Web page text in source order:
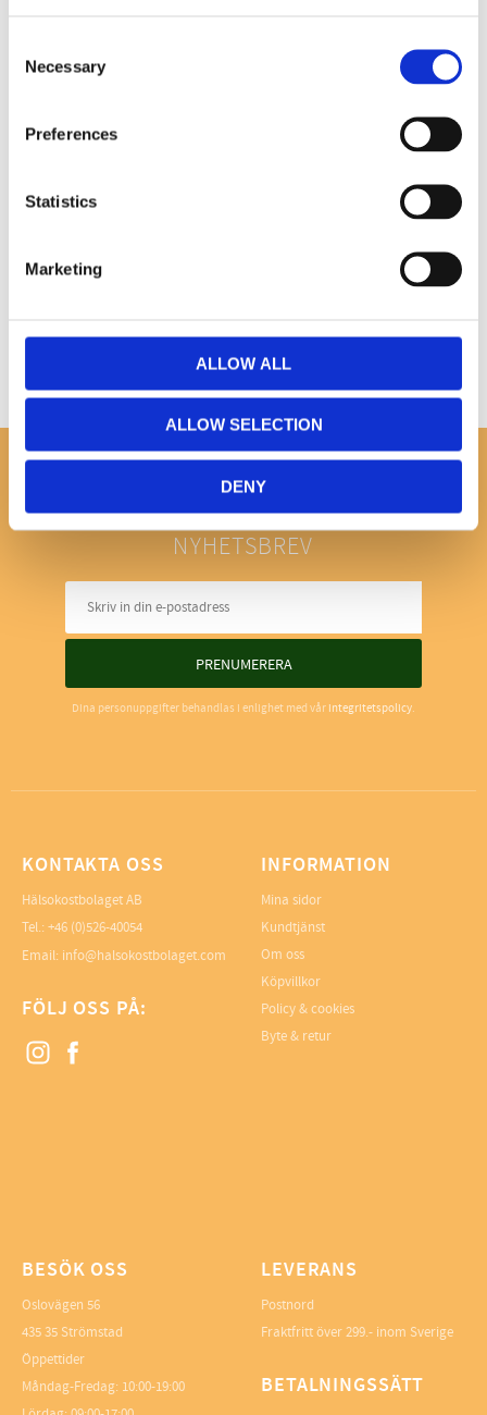
Selection
Necessary
Preferences
Statistics
Marketing
ALLOW ALL
ALLOW SELECTION
DENY
Bli den första att lämna ett omdöme.
NYHETSBREV
PRENUMERERA
Dina personuppgifter behandlas i enlighet med vår integritetspolicy.
KONTAKTA OSS
Hälsokostbolaget AB
Tel.: +46 (0)526-40054
Email: info@halsokostbolaget.com
FÖLJ OSS PÅ:
INFORMATION
Mina sidor
Kundtjänst
Om oss
Köpvillkor
Policy & cookies
Byte & retur
BESÖK OSS
Oslovägen 56
435 35 Strömstad
Öppettider
Måndag-Fredag: 10:00-19:00
LEVERANS
Postnord
Fraktfritt över 299.- inom Sverige
BETALNINGSSÄTT